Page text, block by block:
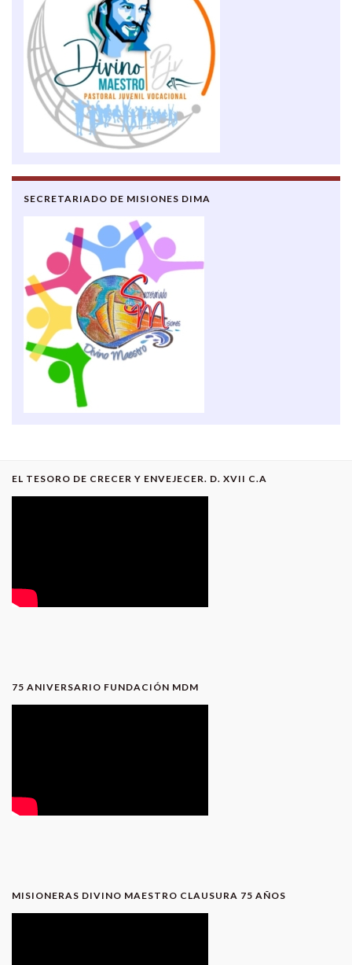
SECRETARIADO DE MISIONES DIMA
EL TESORO DE CRECER Y ENVEJECER. D. XVII C.A
75 ANIVERSARIO FUNDACIÓN MDM
MISIONERAS DIVINO MAESTRO CLAUSURA 75 AÑOS